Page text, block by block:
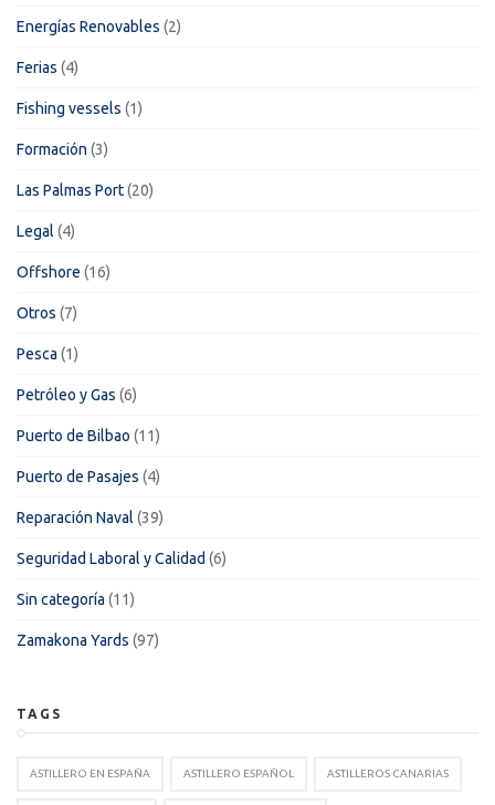
Energías Renovables (2)
Ferias (4)
Fishing vessels (1)
Formación (3)
Las Palmas Port(20)
Legal (4)
Offshore (16)
Otros (7)
Pesca (1)
Petróleo y Gas (6)
Puerto de Bilbao (11)
Puerto de Pasajes (4)
Reparación Naval (39)
Seguridad Laboral y Calidad (6)
Sin categoría (11)
Zamakona Yards (97)
TAGS
ASTILLERO EN ESPAÑA ASTILLERO ESPAÑOL ASTILLEROS CANARIAS